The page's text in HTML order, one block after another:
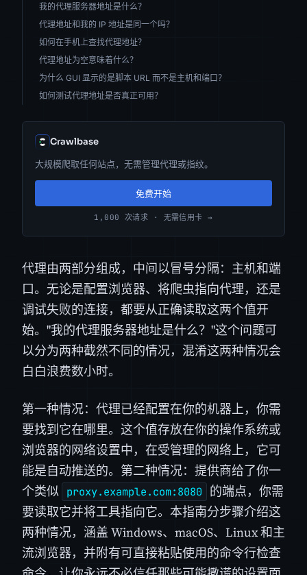
我的代理服务器地址是什么？
代理地址和我的 IP 地址是同一个吗？
如何在手机上查找代理地址？
代理地址为空意味着什么？
为什么 GUI 显示的是脚本 URL 而不是主机和端口？
如何测试代理地址是否真正可用？
Crawlbase
大规模爬取任何站点，无需管理代理或指纹。
免费开始
1,000 次请求 · 无需信用卡 →
代理由两部分组成，中间以冒号分隔：主机和端
口。无论是配置浏览器、将爬虫指向代理，还是
调试失败的连接，都要从正确读取这两个值开
始。"我的代理服务器地址是什么？"这个问题可
以分为两种截然不同的情况，混淆这两种情况会
白白浪费数小时。
第一种情况：代理已经配置在你的机器上，你需
要找到它在哪里。这个值存放在你的操作系统或
浏览器的网络设置中，在受管理的网络上，它可
能是自动推送的。第二种情况：提供商给了你一
个类似 proxy.example.com:8080
的端点，你需
要读取它并将工具指向它。本指南分步骤介绍这
两种情况，涵盖 Windows、macOS、Linux 和主
流浏览器，并附有可直接粘贴使用的命令行检查